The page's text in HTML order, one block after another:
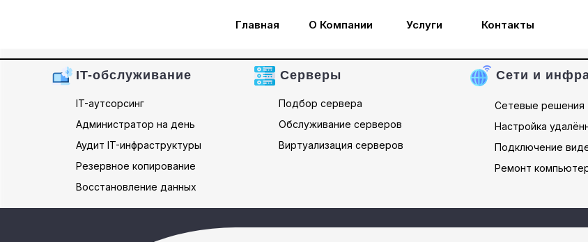
Главная О Компании Услуги Контакты
Серверы
Обслуживание серверов
Подбор сервера
Виртуализация серверов
IT-обслуживание
Администратор на день
Аудит IT-инфраструктуры
IT-аутсорсинг
Восстановление данных
Резервное копирование
Сети и
Сетевые решения
Настройка
Подключение
Ремонт